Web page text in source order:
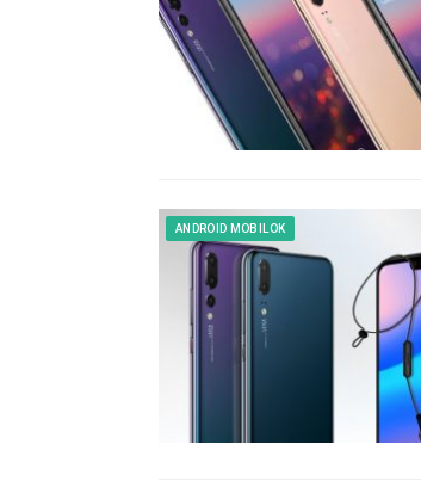
ANDROID MOBILOK